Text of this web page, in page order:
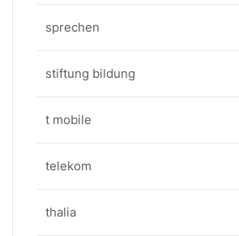
sprechen
stiftung bildung
t mobile
telekom
thalia